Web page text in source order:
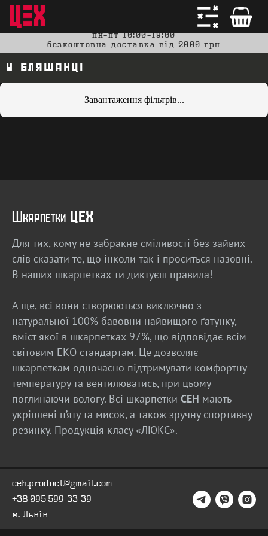
пн-пт 10:00-19:00
безкоштовна доставка від 2000 грн
у бляшанці
Завантаження фільтрів...
Шкарпетки ЦЕХ
Для тих, кому не забракне сміливості без зайвих
слів сказати те, що інколи так і проситься назовні.
В наших шкарпетках ти диктуєш правила!
А ще, всі вони створюються виключно з
натуральної 100% бавовни найвищого ґатунку,
вміст якої в шкарпетках 97%, що відповідає всім
світовим ЕКО стандартам. Це дозволяє
шкарпеткам одночасно підтримувати комфортну
температуру та вентилюватись, при цьому
поглинаючи вологу. Всі шкарпетки CEH мають
укріплені п’яту та мисок, а також зручну спортивну
резинку. Продукція класу «ЛЮКС».
ceh.product@gmail.com
+38 095 599 33 39
м. Львів
КОНТАКТИ
F.A.Q
INSIDE